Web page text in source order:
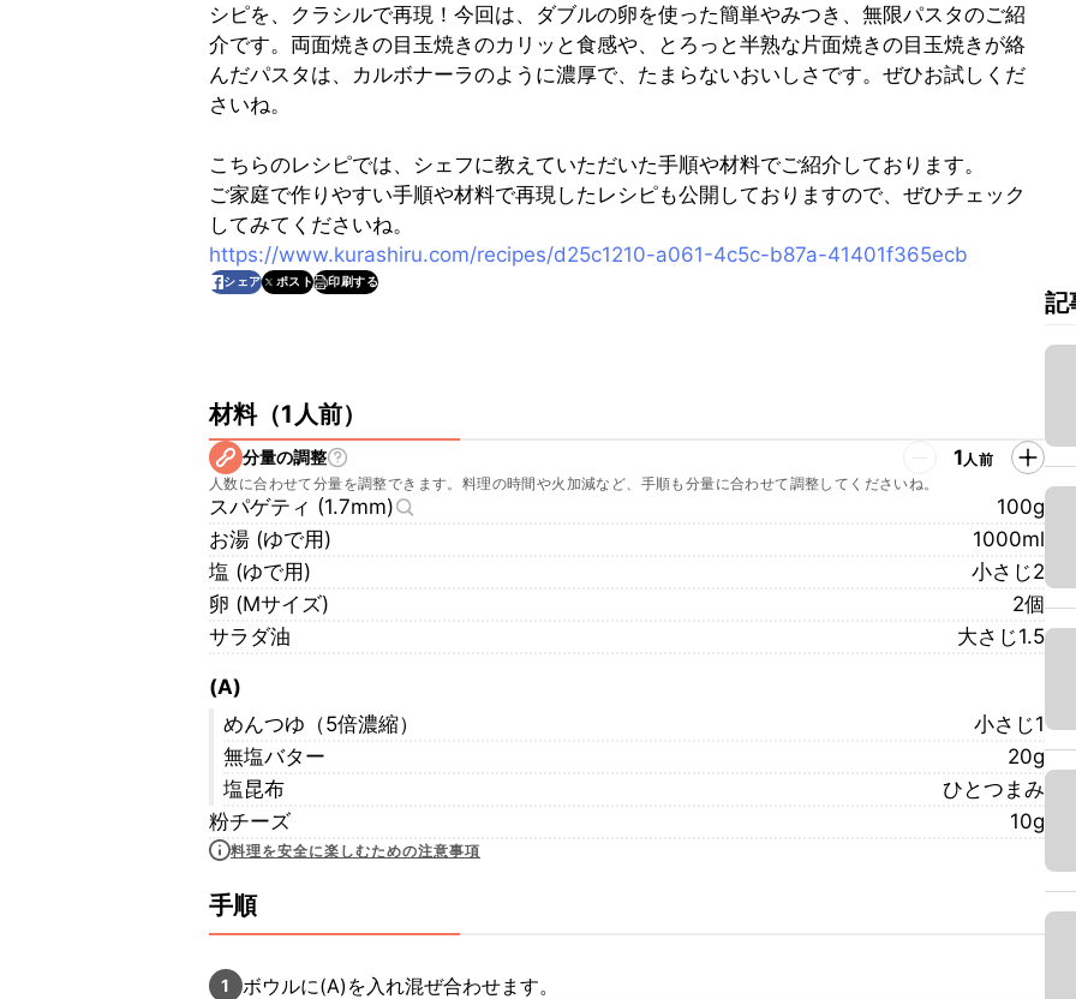
シピを、クラシルで再現！今回は、ダブルの卵を使った簡単やみつき、無限パスタのご紹
介です。両面焼きの目玉焼きのカリッと食感や、とろっと半熟な片面焼きの目玉焼きが絡
んだパスタは、カルボナーラのように濃厚で、たまらないおいしさです。ぜひお試しくだ
さいね。
こちらのレシピでは、シェフに教えていただいた手順や材料でご紹介しております。
ご家庭で作りやすい手順や材料で再現したレシピも公開しておりますので、ぜひチェック
してみてくださいね。
https://www.kurashiru.com/recipes/d25c1210-a061-4c5c-b87a-41401f365ecb
シェア ポスト 印刷する
材料（1人前）
分量の調整 1人前
人数に合わせて分量を調整できます。料理の時間や火加減など、手順も分量に合わせて調整してくださいね。
スパゲティ (1.7mm)
100g
お湯 (ゆで用)
1000ml
塩 (ゆで用)
小さじ2
卵 (Mサイズ)
2個
サラダ油
大さじ1.5
(A)
めんつゆ（5倍濃縮）
小さじ1
無塩バター
20g
塩昆布
ひとつまみ
粉チーズ
10g
料理を安全に楽しむための注意事項
手順
1 ボウルに(A)を入れ混ぜ合わせます。
記